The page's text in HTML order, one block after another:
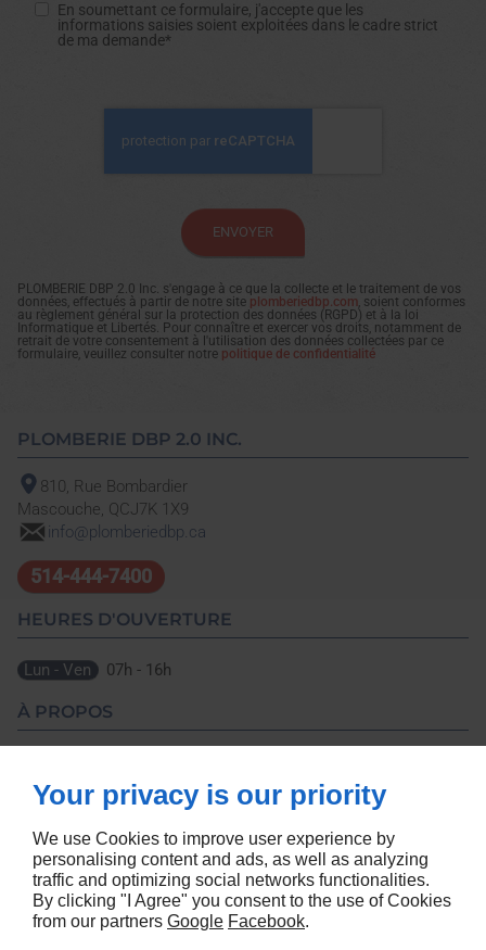
En soumettant ce formulaire, j'accepte que les
informations saisies soient exploitées dans le cadre strict
de ma demande*
PLOMBERIE DBP 2.0 Inc. s'engage à ce que la collecte et le traitement de vos
données, effectués à partir de notre site plomberiedbp.com, soient conformes
au règlement général sur la protection des données (RGPD) et à la loi
Informatique et Libertés. Pour connaître et exercer vos droits, notamment de
retrait de votre consentement à l'utilisation des données collectées par ce
formulaire, veuillez consulter notre politique de confidentialité
PLOMBERIE DBP 2.0 INC.
810, Rue Bombardier
Mascouche, QCJ7K 1X9
info@plomberiedbp.ca
514-444-7400
HEURES D'OUVERTURE
Lun - Ven 07h - 16h
À PROPOS
Nous Contacter
Plan du Site
Your privacy is our priority
We use Cookies to improve user experience by
personalising content and ads, as well as analyzing
traffic and optimizing social networks functionalities.
By clicking "I Agree" you consent to the use of Cookies
from our partners Google Facebook.